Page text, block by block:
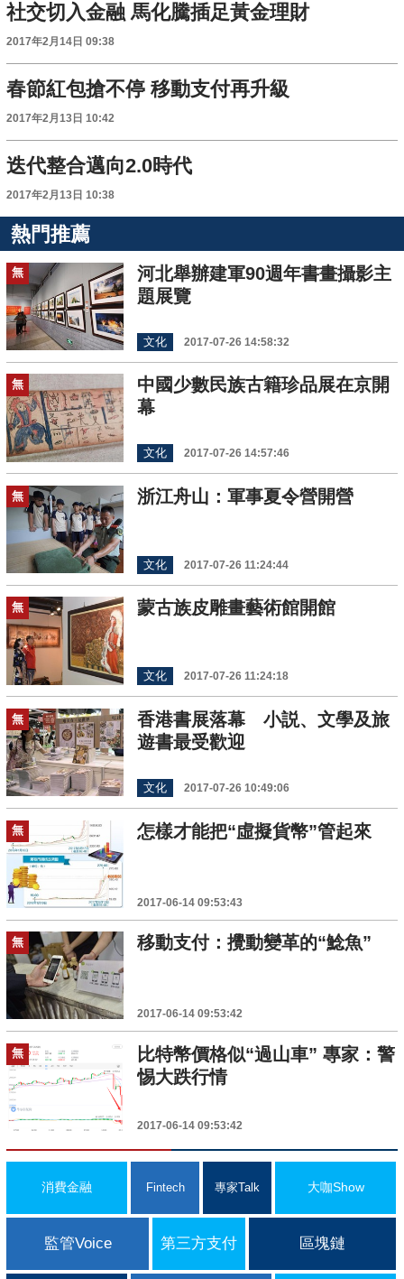
社交切入金融 馬化騰插足黃金理財
2017年2月14日 09:38
春節紅包搶不停 移動支付再升級
2017年2月13日 10:42
迭代整合邁向2.0時代
2017年2月13日 10:38
熱門推薦
無
河北舉辦建軍90週年書畫攝影主
題展覽
文化 2017-07-26 14:58:32
無
中國少數民族古籍珍品展在京開
幕
文化 2017-07-26 14:57:46
無 浙江舟山：軍事夏令營開營
文化 2017-07-26 11:24:44
無 蒙古族皮雕畫藝術館開館
文化 2017-07-26 11:24:18
無
香港書展落幕 小説、文學及旅
遊書最受歡迎
文化 2017-07-26 10:49:06
無 怎樣才能把“虛擬貨幣”管起來
2017-06-14 09:53:43
無 移動支付：攪動變革的“鯰魚”
2017-06-14 09:53:42
無
比特幣價格似“過山車” 專家：警
惕大跌行情
2017-06-14 09:53:42
消費金融 Fintech 專家Talk 大咖Show
監管Voice 第三方支付 區塊鏈